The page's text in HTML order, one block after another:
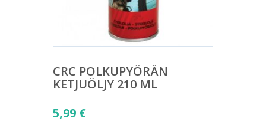
CRC POLKUPYÖRÄN
KETJUÖLJY 210 ML
5,99 €